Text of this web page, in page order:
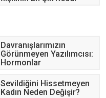
Davranışlarımızın
Görünmeyen Yazılımcısı:
Hormonlar
Sevildiğini Hissetmeyen
Kadın Neden Değişir?